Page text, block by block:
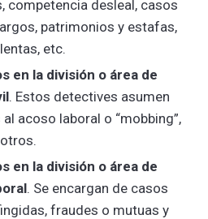
competencia desleal, casos
patrimonios y estafas,
etc.
en la división o área de
. Estos detectives asumen
acoso laboral o “mobbing”,
en la división o área de
. Se encargan de casos
fraudes o mutuas y